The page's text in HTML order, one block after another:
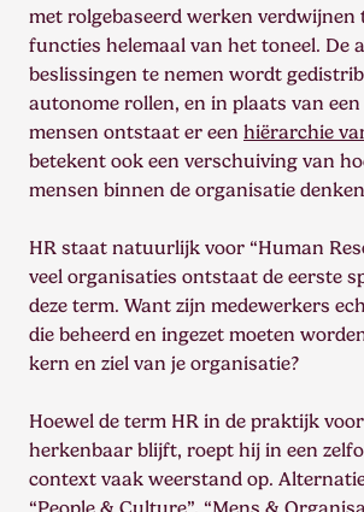
met rolgebaseerd werken verdwijnen
functies helemaal van het toneel. De
beslissingen te nemen wordt
autonome rollen, en in plaats van
mensen ontstaat er een hiërarchie
betekent ook een verschuiving van
mensen binnen de organisatie
HR staat natuurlijk voor “Human
veel organisaties ontstaat de eerste
deze term. Want zijn medewerkers
die beheerd en ingezet moeten
kern en ziel van je organisatie?
Hoewel de term HR in de praktijk
herkenbaar blijft, roept hij in een
context vaak weerstand op.